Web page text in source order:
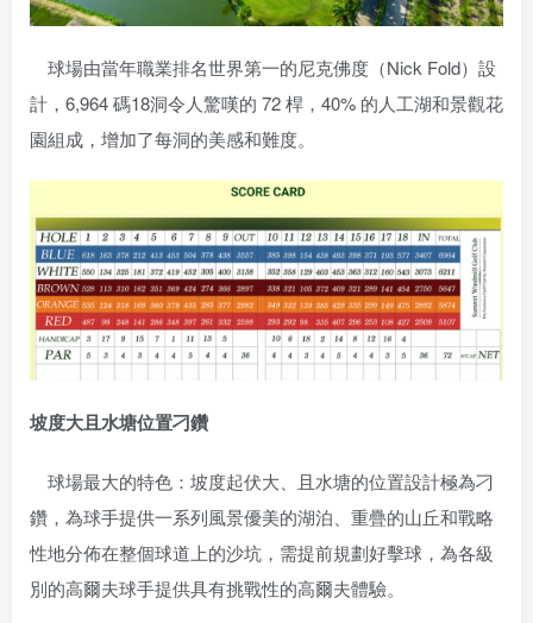
球場由當年職業排名世界第一的尼克佛度（Nick Fold）設
計，6,964 碼18洞令人驚嘆的 72 桿，40% 的人工湖和景觀花
園組成，增加了每洞的美感和難度。
坡度大且水塘位置刁鑽
球場最大的特色：坡度起伏大、且水塘的位置設計極為刁
鑽，為球手提供一系列風景優美的湖泊、重疊的山丘和戰略
性地分佈在整個球道上的沙坑，需提前規劃好擊球，為各級
別的高爾夫球手提供具有挑戰性的高爾夫體驗。